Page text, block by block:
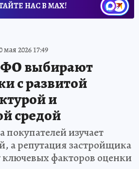
НАС В МАХ!
мая 2026 17:49
выбирают
с развитой
и
средой
изучает
а репутация застройщика
факторов оценки